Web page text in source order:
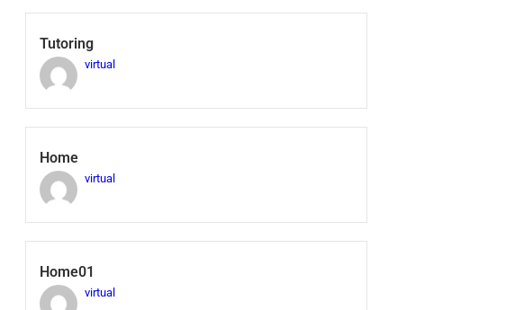
Tutoring
virtual
Home
virtual
Home01
virtual